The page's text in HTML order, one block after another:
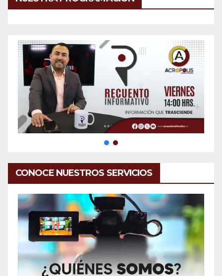
CONOCE NUESTROS SERVICIOS